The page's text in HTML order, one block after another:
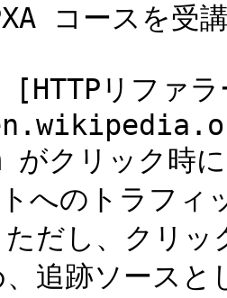
コースを受
[HTTPリファ
クリック時に
へのトラフ
だし、クリ
追跡ソースと